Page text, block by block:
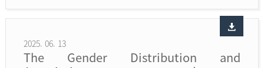
2025. 06. 13
The Gender Distribution and